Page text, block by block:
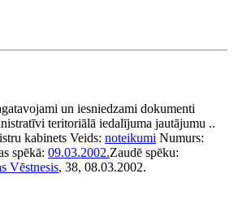
un iesniedzami dokumenti
teritoriālā iedalījuma jautājumu ..
kabinets Veids: noteikumi Numurs:
spēkā: 09.03.2002.Zaudē spēku:
Vēstnesis, 38, 08.03.2002.